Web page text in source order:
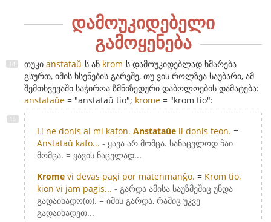
დამოუკიდებელი
გამოყენება
თუკი anstataŭ-ს ან krom-ს დამოუკიდებლად ხმარება
გსურთ, იმის ხსენების გარეშე, თუ ვის როლზეა საუბარი, ამ
შემთხვევაში საჭიროა ზმნიზედური დაბოლოების დამატება:
anstataŭe = "anstataŭ tio"; krome = "krom tio":
Li ne donis al mi kafon. Anstataŭe li donis teon. =
Anstataŭ kafo... - ყავა არ მომცა. სანაცვლოდ ჩაი
მომცა. = ყავის ნაცვლად...
Krome vi devas pagi por matenmanĝo. = Krom tio,
kion vi jam pagis... - გარდა ამისა საუზმეშიც უნდა
გადაიხადო(თ). = იმის გარდა, რაშიც უკვე
გადაიხადეთ...